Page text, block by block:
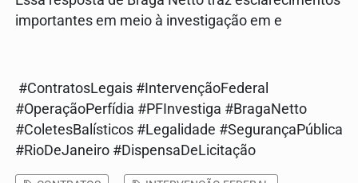
importantes em meio à investigação em e
#ContratosLegais #IntervençãoFederal
#OperaçãoPerfídia #PFInvestiga #BragaNetto
#ColetesBalísticos #Legalidade #SegurançaPública
#RioDeJaneiro #DispensaDeLicitação